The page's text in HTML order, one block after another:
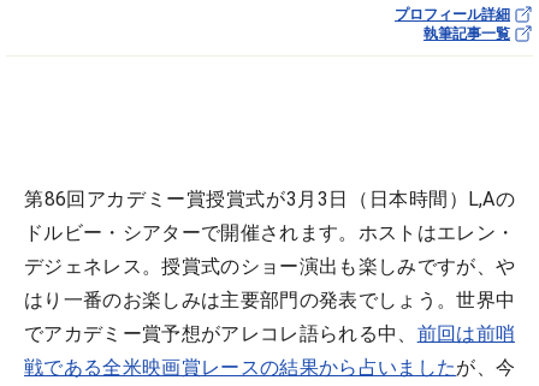
プロフィール詳細
執筆記事一覧
第86回アカデミー賞授賞式が3月3日（日本時間）L,Aの
ドルビー・シアターで開催されます。ホストはエレン・
デジェネレス。授賞式のショー演出も楽しみですが、や
はり一番のお楽しみは主要部門の発表でしょう。世界中
でアカデミー賞予想がアレコレ語られる中、 前回は前哨
戦である全米映画賞レースの結果から占いましたが、今